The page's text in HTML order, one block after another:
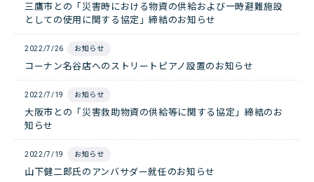
三鷹市との「災害時における物資の供給および一時避難施設
としての使用に関する協定」締結のお知らせ
2022/7/26 お知らせ
コーナン名谷店へのストリートピアノ設置のお知らせ
2022/7/19 お知らせ
大阪市との「災害救助物資の供給等に関する協定」締結のお
知らせ
2022/7/19 お知らせ
山下健二郎氏のアンバサダー就任のお知らせ